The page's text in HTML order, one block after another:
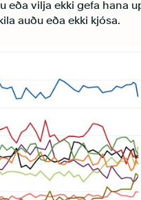
eða vilja ekki gefa hana
auðu eða ekki kjósa.